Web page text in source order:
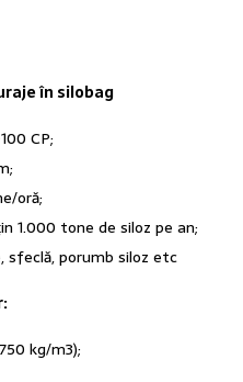
în silobag
CP;
oră;
1.000 tone de siloz pe an;
sfeclă, porumb siloz etc
la 750 kg/m3);